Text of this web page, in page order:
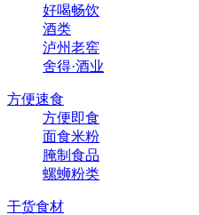
好喝畅饮
酒类
泸州老窖
舍得·酒业
方便速食
方便即食
面食米粉
腌制食品
螺蛳粉类
干货食材